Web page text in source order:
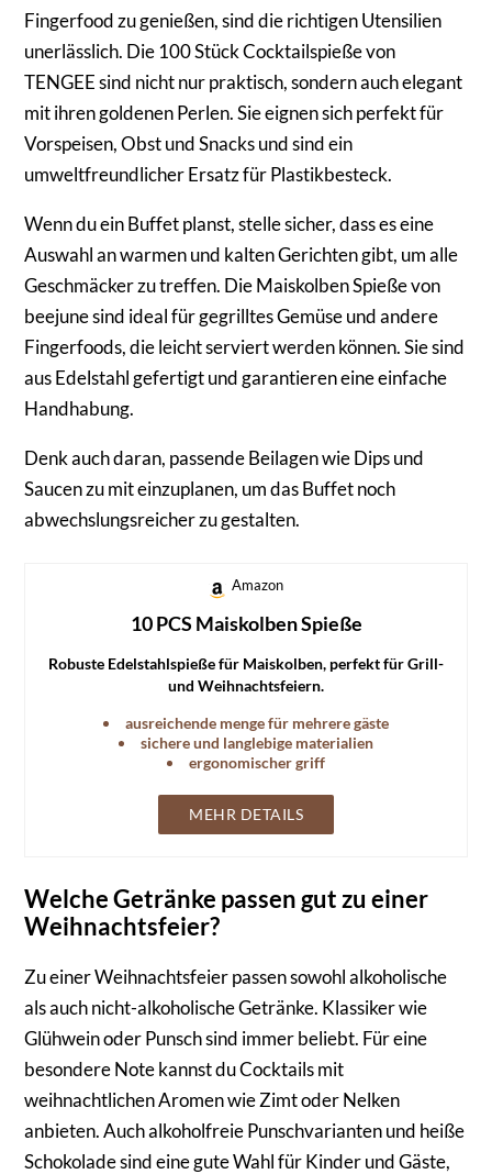
Fingerfood zu genießen, sind die richtigen Utensilien
unerlässlich. Die 100 Stück Cocktailspieße von
TENGEE sind nicht nur praktisch, sondern auch elegant
mit ihren goldenen Perlen. Sie eignen sich perfekt für
Vorspeisen, Obst und Snacks und sind ein
umweltfreundlicher Ersatz für Plastikbesteck.
Wenn du ein Buffet planst, stelle sicher, dass es eine
Auswahl an warmen und kalten Gerichten gibt, um alle
Geschmäcker zu treffen. Die Maiskolben Spieße von
beejune sind ideal für gegrilltes Gemüse und andere
Fingerfoods, die leicht serviert werden können. Sie sind
aus Edelstahl gefertigt und garantieren eine einfache
Handhabung.
Denk auch daran, passende Beilagen wie Dips und
Saucen zu mit einzuplanen, um das Buffet noch
abwechslungsreicher zu gestalten.
Amazon
10 PCS Maiskolben Spieße
Robuste Edelstahlspieße für Maiskolben, perfekt für Grill-
und Weihnachtsfeiern.
ausreichende menge für mehrere gäste
sichere und langlebige materialien
ergonomischer griff
MEHR DETAILS
Welche Getränke passen gut zu einer
Weihnachtsfeier?
Zu einer Weihnachtsfeier passen sowohl alkoholische
als auch nicht-alkoholische Getränke. Klassiker wie
Glühwein oder Punsch sind immer beliebt. Für eine
besondere Note kannst du Cocktails mit
weihnachtlichen Aromen wie Zimt oder Nelken
anbieten. Auch alkoholfreie Punschvarianten und heiße
Schokolade sind eine gute Wahl für Kinder und Gäste,